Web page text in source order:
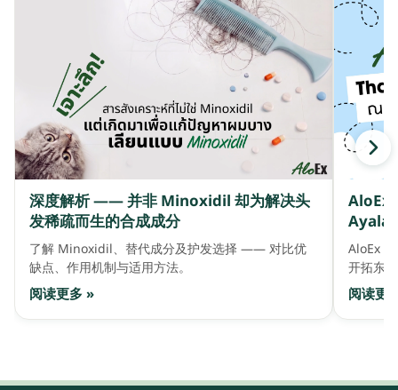
深度解析 —— 并非 Minoxidil 却为解决头
发稀疏而生的合成成分
了解 Minoxidil、替代成分及护发选择 —— 对比优
缺点、作用机制与适用方法。
阅读更多 »
AloEx
Ayala
AloEx
开拓东
阅读更